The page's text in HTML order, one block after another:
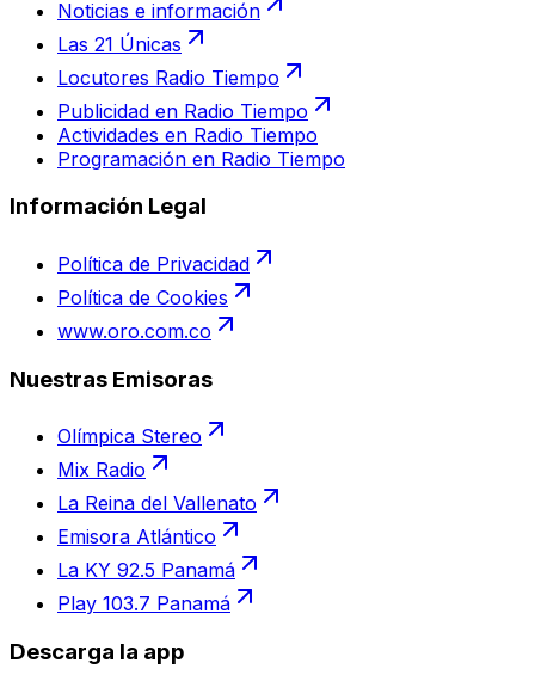
Noticias e información
Las 21 Únicas
Locutores Radio Tiempo
Publicidad en Radio Tiempo
Actividades en Radio Tiempo
Programación en Radio Tiempo
Información Legal
Política de Privacidad
Política de Cookies
www.oro.com.co
Nuestras Emisoras
Olímpica Stereo
Mix Radio
La Reina del Vallenato
Emisora Atlántico
La KY 92.5 Panamá
Play 103.7 Panamá
Descarga la app